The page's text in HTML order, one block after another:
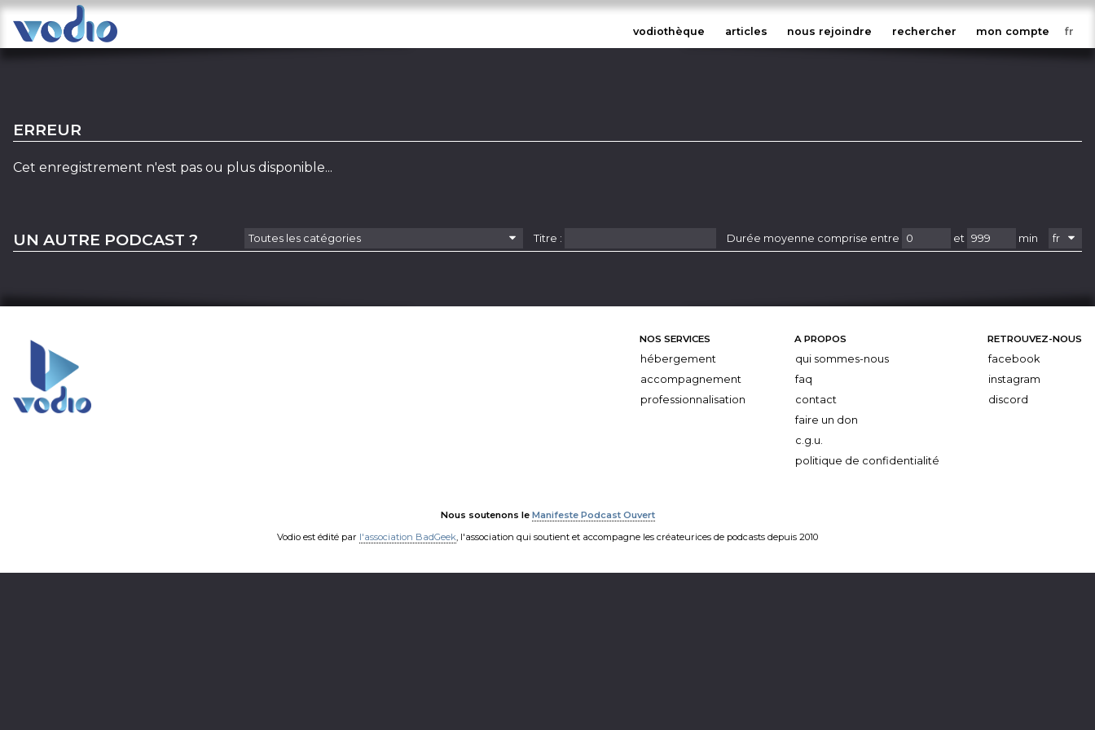
vodiothèque articles nous rejoindre rechercher mon compte
ERREUR
Cet enregistrement n'est pas ou plus disponible...
UN AUTRE PODCAST ? Titre : Durée moyenne comprise entre et min
NOS SERVICES
hébergement
accompagnement
professionnalisation
A PROPOS
qui sommes-nous
faq
contact
faire un don
c.g.u.
politique de confidentialité
RETROUVEZ-NOUS
facebook
instagram
discord
Nous soutenons le Manifeste Podcast Ouvert
Vodio est édité par l'association BadGeek, l'association qui soutient et accompagne les créateurices de podcasts depuis 2010